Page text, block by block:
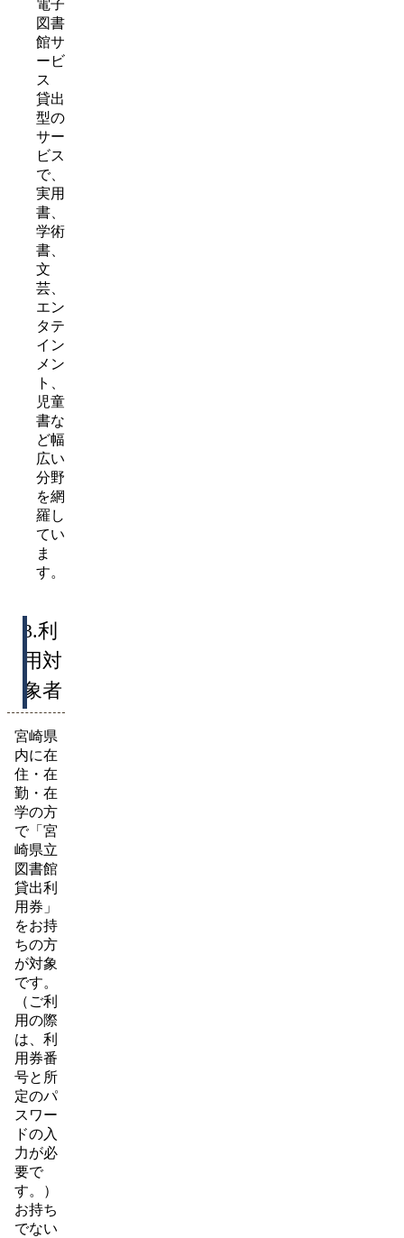
電子
図書
館サ
ービ
ス
貸出
型の
サー
ビス
で、
実用
書、
学術
書、
文
芸、
エン
タテ
イン
メン
ト、
児童
書な
ど幅
広い
分野
を網
羅し
てい
ま
す。
3.利
用対
象者
宮崎県
内に在
住・在
勤・在
学の方
で「宮
崎県立
図書館
貸出利
用券」
をお持
ちの方
が対象
です。
（ご利
用の際
は、利
用券番
号と所
定のパ
スワー
ドの入
力が必
要で
す。）
お持ち
でない